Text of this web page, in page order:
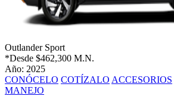
Outlander Sport
*Desde $462,300 M.N.
Año: 2025
CONÓCELO COTÍZALO ACCESORIOS
MANEJO